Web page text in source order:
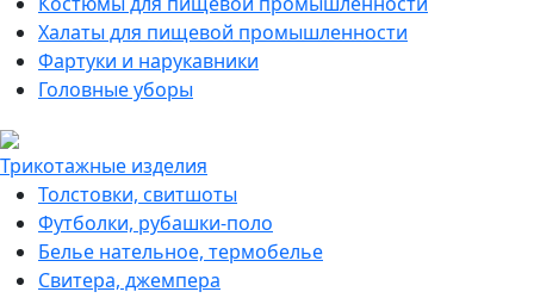
Халаты для пищевой промышленности
Фартуки и нарукавники
Головные уборы
Трикотажные изделия
Толстовки, свитшоты
Футболки, рубашки-поло
Белье нательное, термобелье
Свитера, джемпера